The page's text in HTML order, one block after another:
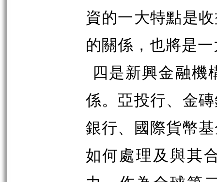
資的一大特點是
的關係，也將是
四是新興金融機
係。亞投行、金
銀行、國際貨幣
如何處理及與其